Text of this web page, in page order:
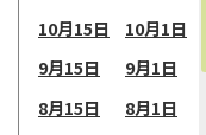
10月15日
10月1日
9月15日
9月1日
8月15日
8月1日